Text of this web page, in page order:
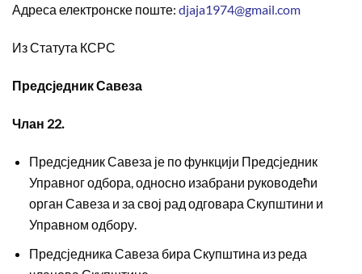
Адреса електронске поште: djaja1974@gmail.com
Из Статута КСРС
Предсједник Савеза
Члан 22.
Предсједник Савеза је по функцији Предсједник
Управног одбора, односно изабрани руководећи
орган Савеза и за свој рад одговара Скупштини и
Управном одбору.
Предсједника Савеза бира Скупштина из реда